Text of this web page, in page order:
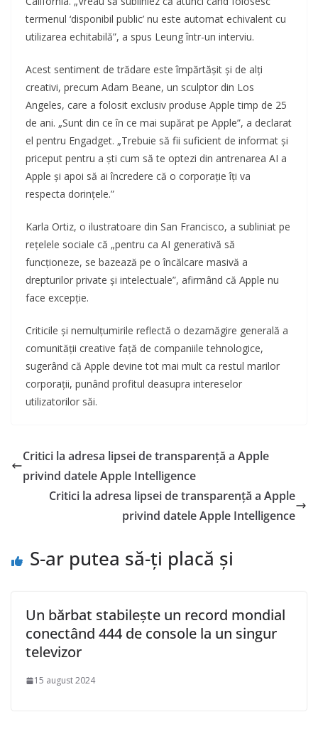
termenul ‘disponibil public’ nu este automat echivalent cu
utilizarea echitabilă”, a spus Leung într-un interviu.
Acest sentiment de trădare este împărtășit și de alți
creativi, precum Adam Beane, un sculptor din Los
Angeles, care a folosit exclusiv produse Apple timp de 25
de ani. „Sunt din ce în ce mai supărat pe Apple”, a declarat
el pentru Engadget. „Trebuie să fii suficient de informat și
priceput pentru a ști cum să te optezi din antrenarea AI a
Apple și apoi să ai încredere că o corporație îți va
respecta dorințele.”
Karla Ortiz, o ilustratoare din San Francisco, a subliniat pe
rețelele sociale că „pentru ca AI generativă să
funcționeze, se bazează pe o încălcare masivă a
drepturilor private și intelectuale”, afirmând că Apple nu
face excepție.
Criticile și nemulțumirile reflectă o dezamăgire generală a
comunității creative față de companiile tehnologice,
sugerând că Apple devine tot mai mult ca restul marilor
corporații, punând profitul deasupra intereselor
utilizatorilor săi.
Critici la adresa lipsei de transparență a Apple
privind datele Apple Intelligence
Critici la adresa lipsei de transparență a Apple
privind datele Apple Intelligence
S-ar putea să-ți placă și
Un bărbat stabilește un record mondial
conectând 444 de console la un singur
televizor
15 august 2024